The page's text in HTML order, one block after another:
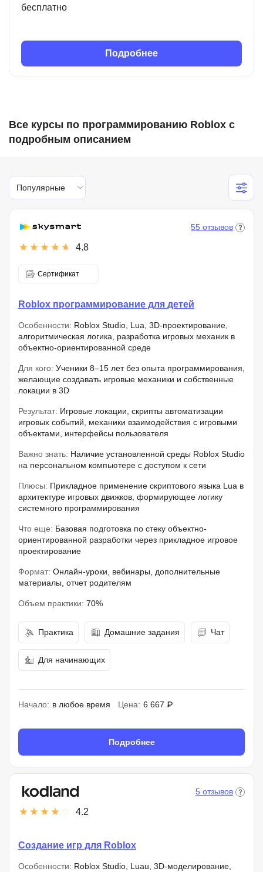
бесплатно
Подробнее
Все курсы по программированию Roblox с
подробным описанием
Популярные
4.8
55 отзывов
Сертификат
Roblox программирование для детей
Особенности: Roblox Studio, Lua, 3D-проектирование,
алгоритмическая логика, разработка игровых механик в
объектно-ориентированной среде
Для кого: Ученики 8–15 лет без опыта программирования,
желающие создавать игровые механики и собственные
локации в 3D
Результат: Игровые локации, скрипты автоматизации
игровых событий, механики взаимодействия с игровыми
объектами, интерфейсы пользователя
Важно знать: Наличие установленной среды Roblox Studio
на персональном компьютере с доступом к сети
Плюсы: Прикладное применение скриптового языка Lua в
архитектуре игровых движков, формирующее логику
системного программирования
Что еще: Базовая подготовка по стеку объектно-
ориентированной разработки через прикладное игровое
проектирование
Формат: Онлайн-уроки, вебинары, дополнительные
материалы, отчет родителям
Объем практики: 70%
Практика Домашние задания Чат
Для начинающих
Начало: в любое время Цена: 6 667 ₽
Подробнее
4.2
5 отзывов
Создание игр для Roblox
Особенности: Roblox Studio, Luau, 3D-моделирование,